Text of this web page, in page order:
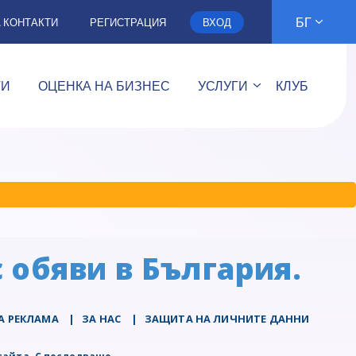
КОНТАКТИ РЕГИСТРАЦИЯ ВХОД БГ
ОЦЕНКА НА БИЗНЕС УСЛУГИ КЛУБ
в България.
РЕКЛАМА | ЗА НАС | ЗАЩИТА НА ЛИЧНИТЕ ДАННИ